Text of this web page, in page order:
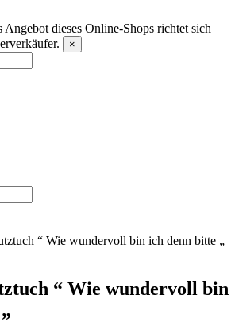
Angebot dieses Online-Shops richtet sich
×
“ Wie wundervoll bin ich denn bitte „
“ Wie wundervoll bin